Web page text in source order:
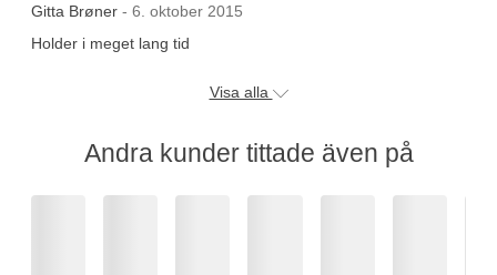
Gitta Brøner - 6. oktober 2015
Holder i meget lang tid
Visa alla
Andra kunder tittade även på